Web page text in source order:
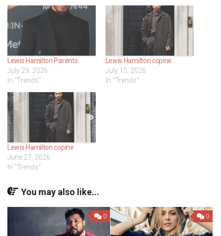
Lewis Hamilton Parents
July 29, 2026
In "Trends"
Lewis Hamilton copine
July 15, 2026
In "Trends"
Lewis Hamilton copine
June 27, 2026
In "Trends"
You may also like...
0 0